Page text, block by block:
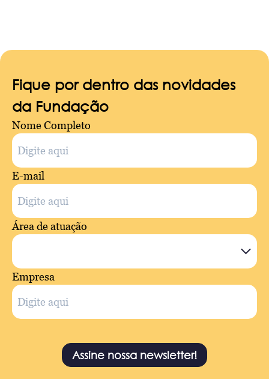
Fique por dentro das novidades
da Fundação
Nome Completo
E-mail
Área de atuação
Empresa
Assine nossa newsletter!